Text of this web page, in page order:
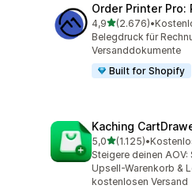
Order Printer Pro:
4,9von 5 Sternen
(2.676)
2676 Rezensionen
•
Belegdruck für
Versanddokumente
Built for Shopify
Kaching
5,0von 5 Sternen
(1.125)
1125 Rezensionen
•
Steigere deinen
Upsell-Warenkorb &
kostenlosen Versand